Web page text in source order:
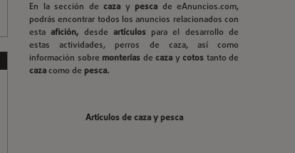
En la sección de caza y pesca de eAnuncios.com,
podrás encontrar todos los anuncios relacionados con
estaafición, desde artículospara el desarrollo de
estas actividades, perros de caza, así como
información sobre monterías de caza ycotos tanto de
cazacomo de pesca.
Artículos de caza y pesca